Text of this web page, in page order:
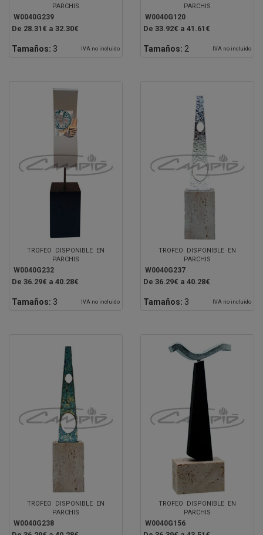
PARCHIS
W0040G239
De 28.31€ a 32.30€
Tamaños: 3 IVA no incluido
PARCHIS
W0040G120
De 33.92€ a 41.61€
Tamaños: 2 IVA no incluido
TROFEO DISPONIBLE EN
PARCHIS
W0040G232
De 36.29€ a 40.28€
Tamaños: 3 IVA no incluido
TROFEO DISPONIBLE EN
PARCHIS
W0040G237
De 36.29€ a 40.28€
Tamaños: 3 IVA no incluido
TROFEO DISPONIBLE EN
PARCHIS
W0040G238
TROFEO DISPONIBLE EN
PARCHIS
W0040G156